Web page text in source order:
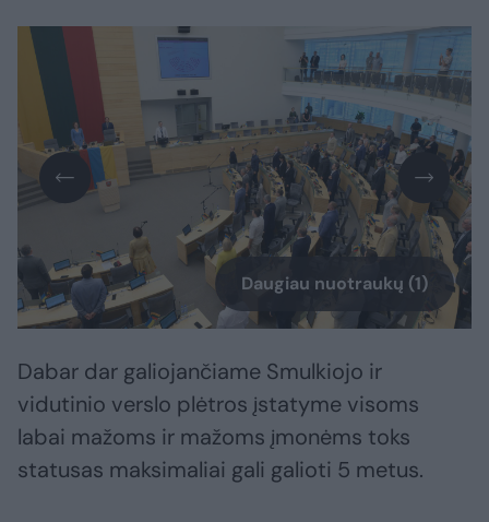
Daugiau nuotraukų (1)
Dabar dar galiojančiame Smulkiojo ir
vidutinio verslo plėtros įstatyme visoms
labai mažoms ir mažoms įmonėms toks
statusas maksimaliai gali galioti 5 metus.